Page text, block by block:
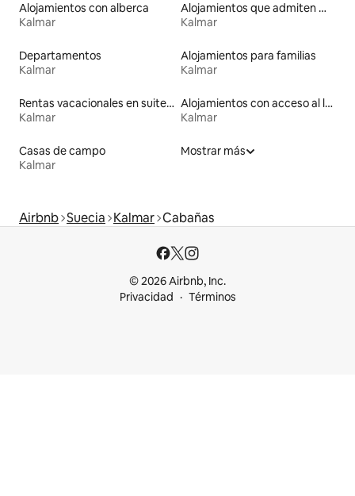
Alojamientos con alberca
Kalmar
Alojamientos que admiten mascotas
Kalmar
Departamentos
Kalmar
Alojamientos para familias
Kalmar
Rentas vacacionales en suites privadas
Kalmar
Alojamientos con acceso al lago
Kalmar
Casas de campo
Kalmar
Mostrar más
Airbnb Suecia Kalmar Cabañas
© 2026 Airbnb, Inc.
Privacidad
Términos